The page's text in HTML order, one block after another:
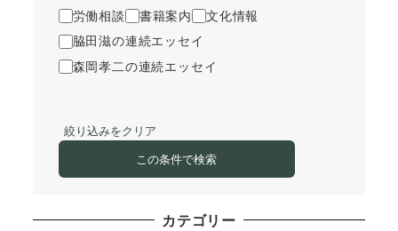
労働相談
書籍案内
文化情報
脇田滋の連続エッセイ
森岡孝二の連続エッセイ
絞り込みをクリア
この条件で検索
カテゴリー